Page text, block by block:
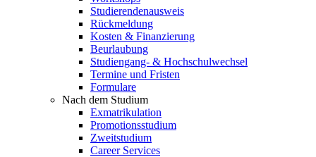
Studierendenausweis
Rückmeldung
Kosten & Finanzierung
Beurlaubung
Studiengang- & Hochschulwechsel
Termine und Fristen
Formulare
Nach dem Studium
Exmatrikulation
Promotionsstudium
Zweitstudium
Career Services